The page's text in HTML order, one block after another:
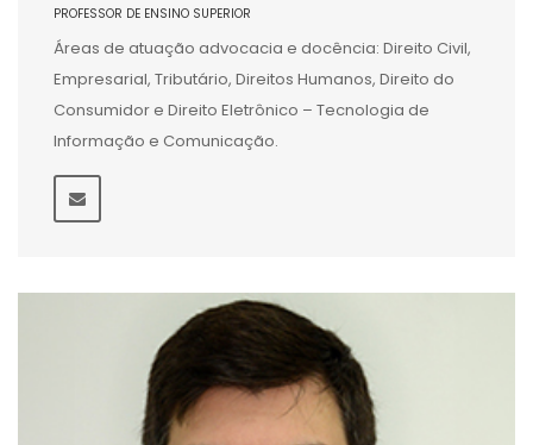
PROFESSOR DE ENSINO SUPERIOR
Áreas de atuação advocacia e docência: Direito Civil,
Empresarial, Tributário, Direitos Humanos, Direito do
Consumidor e Direito Eletrônico – Tecnologia de
Informação e Comunicação.